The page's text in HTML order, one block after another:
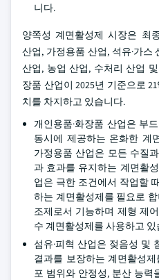
니다.
양쪽성 계면활성제 시장은 최
산업, 가정용품 산업, 석유·가스
산업, 농업 산업, 수처리 산업
장품 산업이 2025년 기준으로
치를 차지하고 있습니다.
개인용품·화장품 산업은 부
동시에 제공하는 온화한 계
가정용품 산업은 모든 수질
과 효과를 유지하는 계면활
업은 극한 조건에서 작업할
하는 계면활성제를 필요로
조제로서 기능하며 제형 제
수 계면활성제를 사용하고 있
섬유·피혁 산업은 젖음성 및
결과를 보장하는 계면활성
포 범위와 안정성, 분산 능력